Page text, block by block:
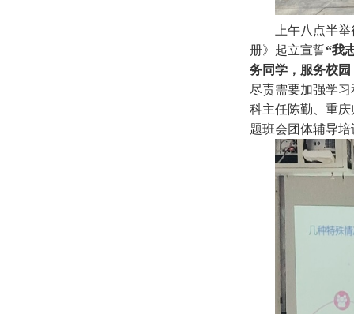
上午八点半
册》起立宣誓“我
务同学，服务校园
尽责需要加强学
科主任陈勤、重
题班会团体辅导培